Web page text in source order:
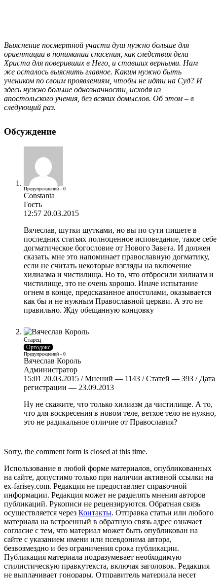
Выяснение посмертной участи душ нужно больше для
ориентации в понимании спасения, как следствия дела
Христа для поверивших в Него, и ставших верными. Нам
же осталось выяснить главное. Каким нужно быть
учеником по своим проявлениям, чтобы не идти на Суд? И
здесь нужно больше однозначности, исходя из
апостольского учения, без всяких домыслов. Об этом – в
следующий раз.
Обсуждение
Предупреждений - 0
Constanta
Гость
12:57 20.03.2015
Вячеслав, шутки шутками, но вы по сути пишете в
последних статьях полноценное исповедание, такое себе
догматическое богословие от Нового Завета. И должен
сказать, мне это напоминает православную догматику,
если не считать некоторые взгляды на включение
хилиазма и чистилища. Но то, что отбросили хилиазм и
чистилище, это не очень хорошо. Иначе испытание
огнем в конце, предсказанное апостолами, оказывается
как бы и не нужным Православной церкви. А это не
правильно. Жду обещанную концовку
Старец
Ортодокс
Предупреждений - 0
Вячеслав Король
Администратор
15:01 20.03.2015 / Мнений — 1143 / Статей — 393 / Дата
регистрации — 23.09.2013
Ну не скажите, что только хилиазм да чистилище. А то,
что для воскресения в новом теле, ветхое тело не нужно,
это не радикальное отличие от Православия?
Sorry, the comment form is closed at this time.
Использование в любой форме материалов, опубликованных
на сайте, допустимо только при наличии активной ссылки на
ex-farisey.com. Редакция не предоставляет справочной
информации. Редакция может не разделять мнения авторов
публикаций. Рукописи не рецензируются. Обратная связь
осуществляется через Контакты. Отправка статьи или любого
материала на встроенный в обратную связь адрес означает
согласие с тем, что материал может быть опубликован на
сайте с указанием имени или псевдонима автора,
безвозмездно и без ограничения срока публикации.
Публикация материала подразумевает необходимую
стилистическую правкутекста, включая заголовок. Редакция
не выплачивает гонорары. Отправитель материала несет